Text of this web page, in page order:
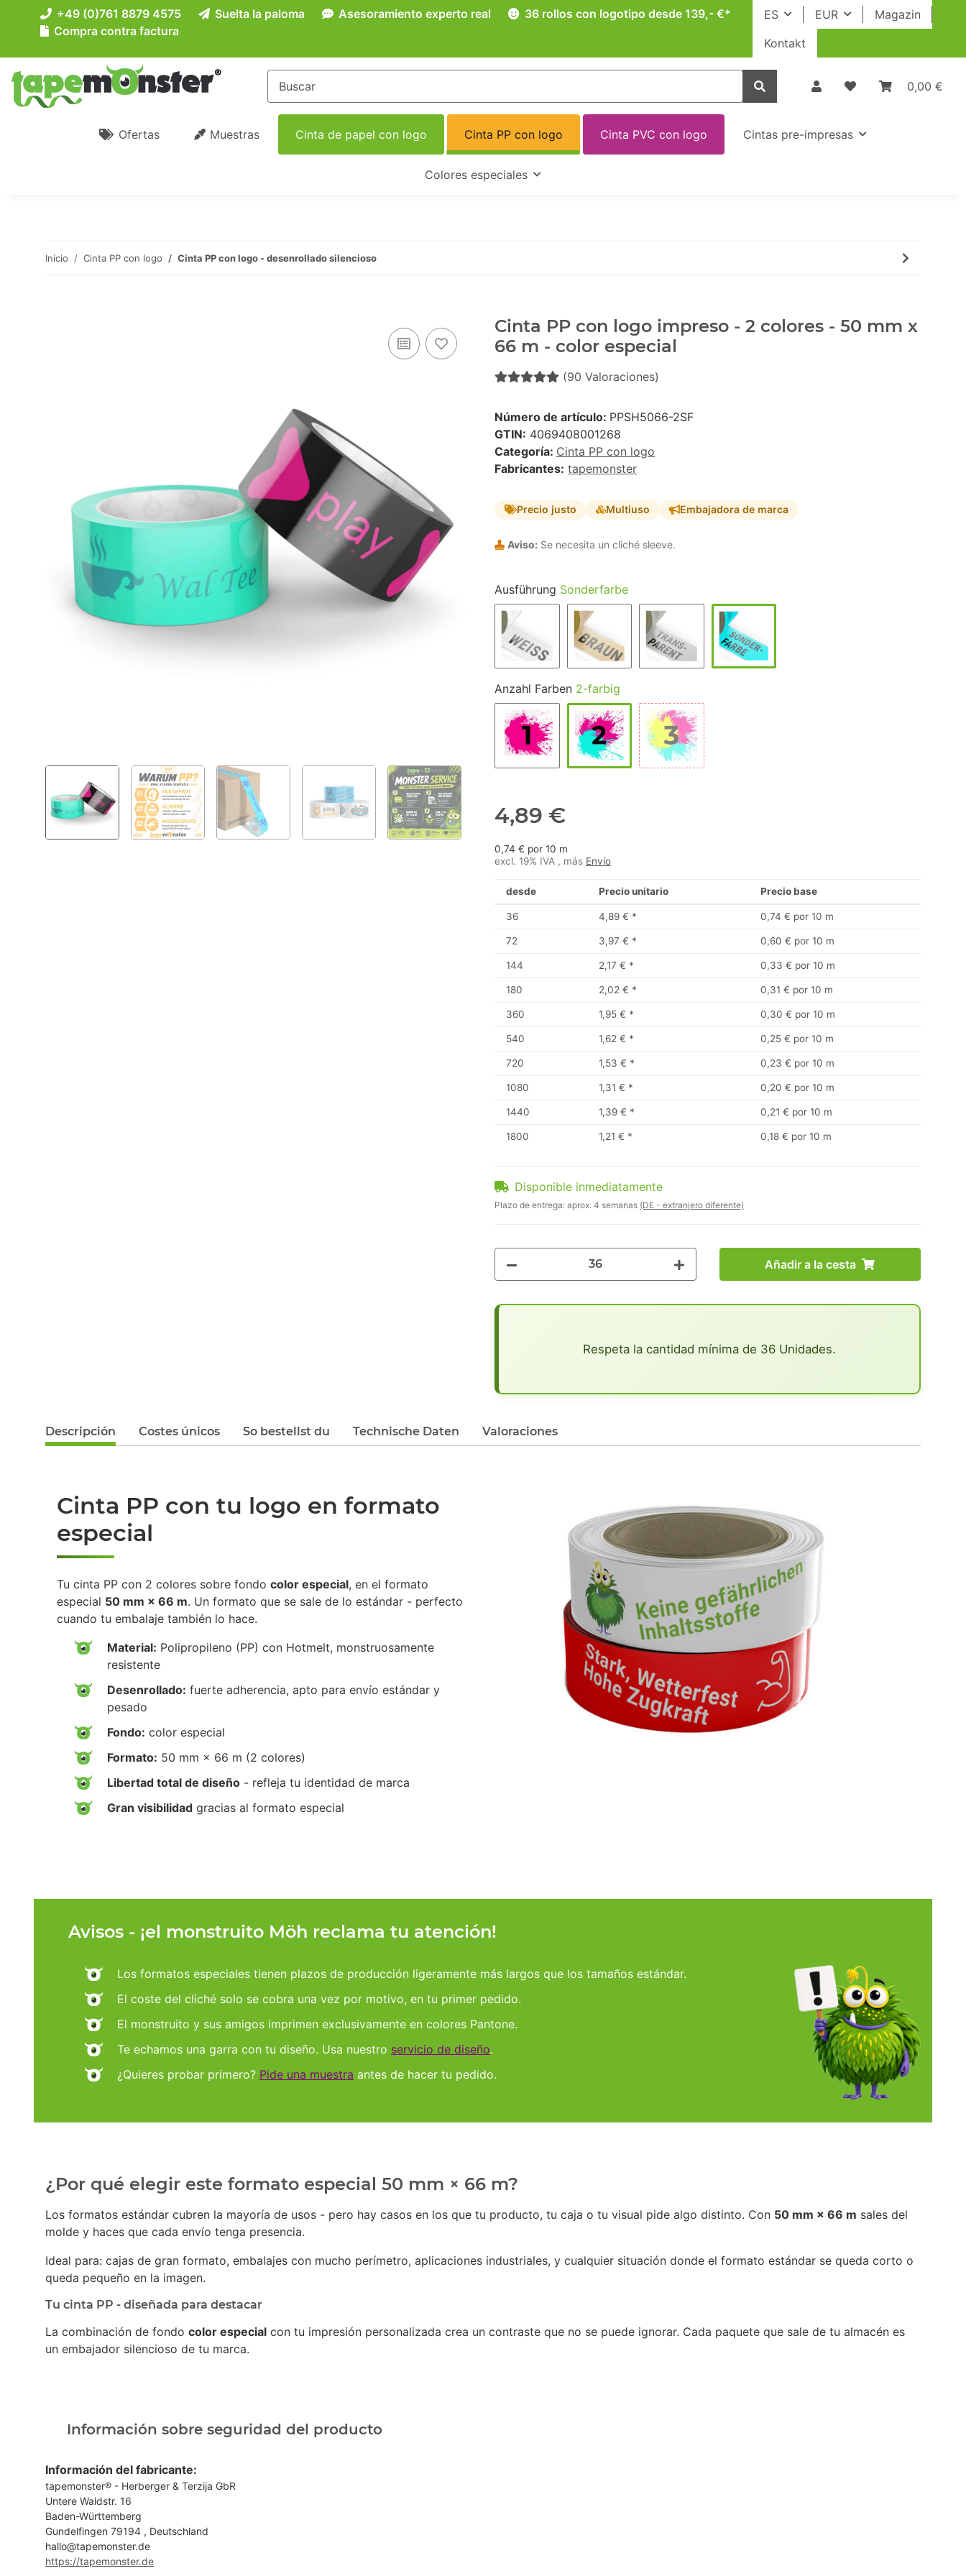
ES EUR
Magazin
Kontakt
+49 (0)761 8879 4575 Suelta la paloma Asesoramiento experto real
36 rollos con logotipo desde 139,- €*
Compra contra factura
0,00 €
Ofertas Muestras Cinta de papel con logo Cinta PP con logo Cinta PVC con logo Cintas pre-impresas
Colores especiales
Inicio Cinta PP con logo Cinta PP con logo - desenrollado silencioso
Cinta PP con logo impreso - 2 colores - 50 mm x
66 m - color especial
(90 Valoraciones)
Número de artículo: PPSH5066-2SF
GTIN: 4069408001268
Categoría: Cinta PP con logo
Fabricantes: tapemonster
Precio justo Multiuso Embajadora de marca
Aviso: Se necesita un cliché sleeve.
Ausführung Sonderfarbe
Anzahl Farben 2-farbig
4,89 €
0,74 € por 10 m
excl. 19% IVA , más Envío
desde Precio unitario Precio base
36 4,89 € * 0,74 € por 10 m
72 3,97 € * 0,60 € por 10 m
144 2,17 € * 0,33 € por 10 m
180 2,02 € * 0,31 € por 10 m
360 1,95 € * 0,30 € por 10 m
540 1,62 € * 0,25 € por 10 m
720 1,53 € * 0,23 € por 10 m
1080 1,31 € * 0,20 € por 10 m
1440 1,39 € * 0,21 € por 10 m
1800 1,21 € * 0,18 € por 10 m
Disponible inmediatamente
Plazo de entrega: aprox. 4 semanas (DE - extranjero diferente)
Añadir a la cesta
Respeta la cantidad mínima de 36 Unidades.
Descripción Costes únicos So bestellst du Technische Daten Valoraciones
Cinta PP con tu logo en formato
especial
Tu cinta PP con 2 colores sobre fondo color especial, en el formato
especial 50 mm × 66 m. Un formato que se sale de lo estándar - perfecto
cuando tu embalaje también lo hace.
Material: Polipropileno (PP) con Hotmelt, monstruosamente
resistente
Desenrollado: fuerte adherencia, apto para envío estándar y
pesado
Fondo: color especial
Formato: 50 mm × 66 m (2 colores)
Libertad total de diseño - refleja tu identidad de marca
Gran visibilidad gracias al formato especial
Avisos - ¡el monstruito Möh reclama tu atención!
Los formatos especiales tienen plazos de producción ligeramente más largos que los tamaños estándar.
El coste del cliché solo se cobra una vez por motivo, en tu primer pedido.
El monstruito y sus amigos imprimen exclusivamente en colores Pantone.
Te echamos una garra con tu diseño. Usa nuestro servicio de diseño.
¿Quieres probar primero? Pide una muestra antes de hacer tu pedido.
¿Por qué elegir este formato especial 50 mm × 66 m?
Los formatos estándar cubren la mayoría de usos - pero hay casos en los que tu producto, tu caja o tu visual pide algo distinto. Con 50 mm × 66 m sales del
molde y haces que cada envío tenga presencia.
Ideal para: cajas de gran formato, embalajes con mucho perímetro, aplicaciones industriales, y cualquier situación donde el formato estándar se queda corto o
queda pequeño en la imagen.
Tu cinta PP - diseñada para destacar
La combinación de fondo color especial con tu impresión personalizada crea un contraste que no se puede ignorar. Cada paquete que sale de tu almacén es
un embajador silencioso de tu marca.
Información sobre seguridad del producto
Información del fabricante:
tapemonster® - Herberger & Terzija GbR
Untere Waldstr. 16
Baden-Württemberg
Gundelfingen 79194 , Deutschland
hallo@tapemonster.de
https://tapemonster.de